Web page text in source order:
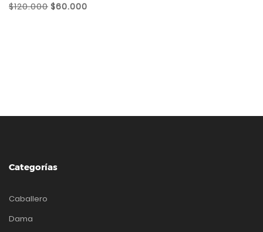
$120.000 $60.000
Categorías
Caballero
Dama